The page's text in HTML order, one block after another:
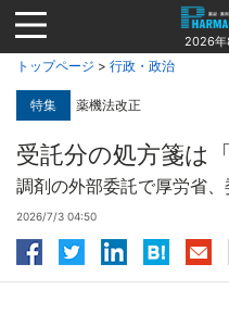
Jump
to
navigation
2026年
トップページ > 行政・政治
特集 薬機法改正
受託分の処方箋は
調剤の外部委託で厚労省、
2026/7/3 04:50